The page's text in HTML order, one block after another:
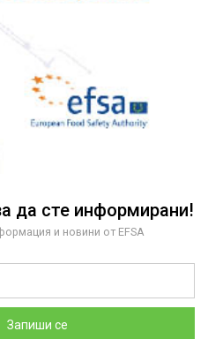
да сте информирани!
и новини от EFSA
Запиши се